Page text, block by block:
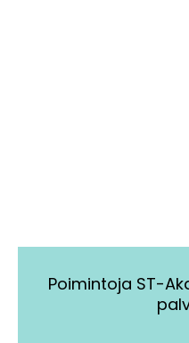
Poimintoja ST-